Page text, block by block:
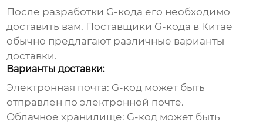
После разработки G-кода его необходимо
доставить вам. Поставщики G-кода в Китае
обычно предлагают различные варианты
доставки.
Варианты доставки:
Электронная почта: G-код может быть
отправлен по электронной почте.
Облачное хранилище: G-код может быть